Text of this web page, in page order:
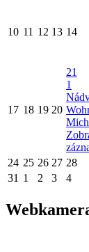
10 11 12 13 14
17 18 19 20
21
1
24 25 26 27 28
31 1 2 3 4